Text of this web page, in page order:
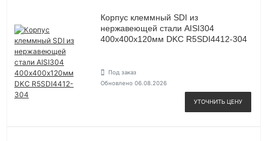
Корпус клеммный SDI из
нержавеющей стали AISI304
400х400х120мм DKC R5SDI4412-304
Под заказ
Обновлено 06.08.2026
УТОЧНИТЬ ЦЕНУ